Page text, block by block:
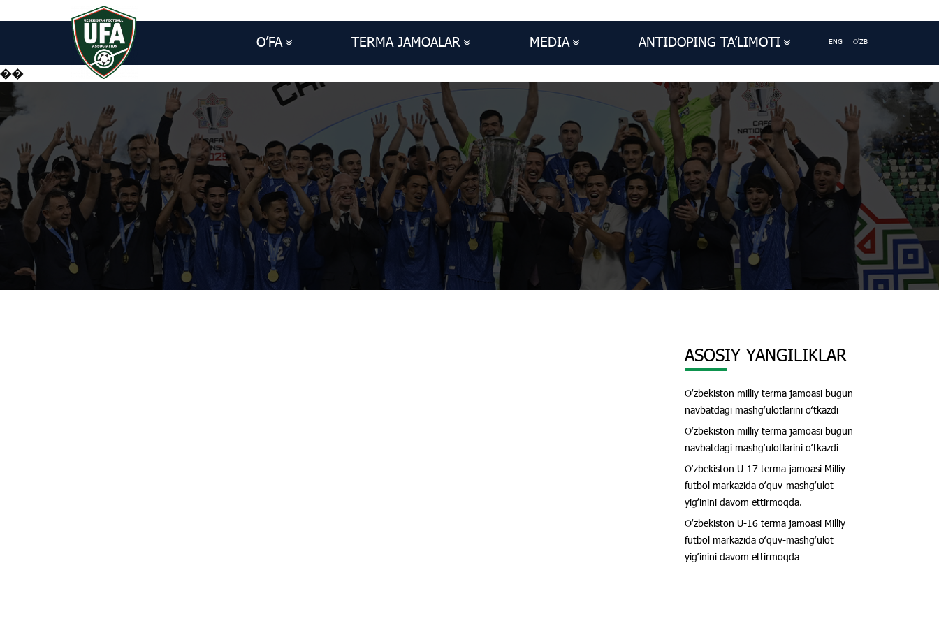
O’FA TERMA JAMOALAR MEDIA ANTIDOPING TA’LIMOTI ENG O'ZB
��
ASOSIY YANGILIKLAR
Oʻzbekiston milliy terma jamoasi bugun
navbatdagi mashgʻulotlarini oʻtkazdi
Oʻzbekiston milliy terma jamoasi bugun
navbatdagi mashgʻulotlarini oʻtkazdi
Oʻzbekiston U-17 terma jamoasi Milliy
futbol markazida oʻquv-mashgʻulot
yigʻinini davom ettirmoqda.
Oʻzbekiston U-16 terma jamoasi Milliy
futbol markazida oʻquv-mashgʻulot
yigʻinini davom ettirmoqda